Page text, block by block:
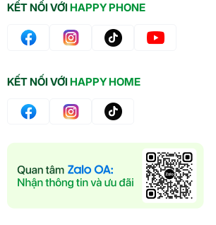
KẾT NỐI VỚIHAPPY PHONE
KẾT NỐI VỚIHAPPY HOME